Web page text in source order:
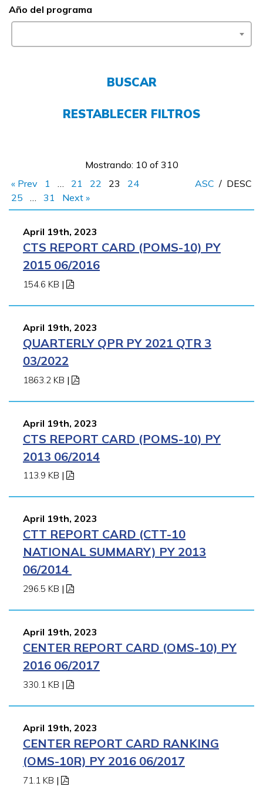
CONECTARSE
COMIENZA YA
Año del programa
BUSCAR
RESTABLECER FILTROS
Mostrando: 10 of 310
« Prev
1 … 21 22 23
24
25
… 31 Next »
ASC / DESC
April 19th, 2023
CTS REPORT CARD (POMS-10) PY
2015 06/2016
154.6 KB |
April 19th, 2023
QUARTERLY QPR PY 2021 QTR 3
03/2022
1863.2 KB |
April 19th, 2023
CTS REPORT CARD (POMS-10) PY
2013 06/2014
113.9 KB |
April 19th, 2023
CTT REPORT CARD (CTT-10
NATIONAL SUMMARY) PY 2013
06/2014
296.5 KB |
April 19th, 2023
CENTER REPORT CARD (OMS-10) PY
2016 06/2017
330.1 KB |
April 19th, 2023
CENTER REPORT CARD RANKING
(OMS-10R) PY 2016 06/2017
71.1 KB |